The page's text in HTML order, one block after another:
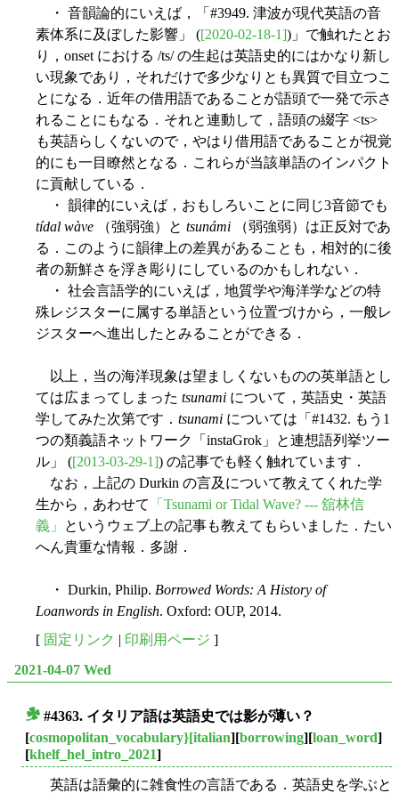
・ 音韻論的にいえば，「#3949. 津波が現代英語の音
素体系に及ぼした影響」 ([2020-02-18-1])」で触れたとお
り，onset における /ts/ の生起は英語史的にはかなり新し
い現象であり，それだけで多少なりとも異質で目立つこ
とになる．近年の借用語であることが語頭で一発で示さ
れることにもなる．それと連動して，語頭の綴字 <ts>
も英語らしくないので，やはり借用語であることが視覚
的にも一目瞭然となる．これらが当該単語のインパクト
に貢献している．
・ 韻律的にいえば，おもしろいことに同じ3音節でも
tídal wàve （強弱強）と tsunámi （弱強弱）は正反対であ
る．このように韻律上の差異があることも，相対的に後
者の新鮮さを浮き彫りにしているのかもしれない．
・ 社会言語学的にいえば，地質学や海洋学などの特
殊レジスターに属する単語という位置づけから，一般レ
ジスターへ進出したとみることができる．
以上，当の海洋現象は望ましくないものの英単語とし
ては広まってしまった tsunami について，英語史・英語
学してみた次第です． tsunami については「#1432. もう1
つの類義語ネットワーク「instaGrok」と連想語列挙ツー
ル」 ([2013-03-29-1]) の記事でも軽く触れています．
なお，上記の Durkin の言及について教えてくれた学
生から，あわせて
「Tsunami or Tidal Wave? --- 舘林信
義」
というウェブ上の記事も教えてもらいました．たい
へん貴重な情報．多謝．
・ Durkin, Philip. Borrowed Words: A History of
Loanwords in English. Oxford: OUP, 2014.
[ 固定リンク | 印刷用ページ ]
2021-04-07 Wed
#4363. イタリア語は英語史では影が薄い？
[cosmopolitan_vocabulary}[italian][borrowing][loan_word]
[khelf_hel_intro_2021]
英語は語彙的に雑食性の言語である．英語史を学ぶと